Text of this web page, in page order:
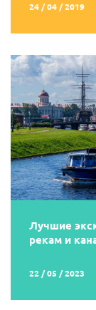
24 / 04 / 2019
Лучшие
рекам и
22 / 05 / 2023